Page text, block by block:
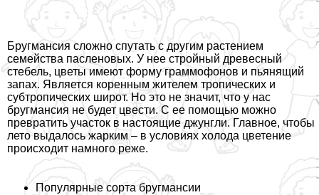
Бругмансия сложно спутать с другим растением
семейства пасленовых. У нее стройный древесный
стебель, цветы имеют форму граммофонов и пьянящий
запах. Является коренным жителем тропических и
субтропических широт. Но это не значит, что у нас
бругмансия не будет цвести. С ее помощью можно
превратить участок в настоящие джунгли. Главное, чтобы
лето выдалось жарким – в условиях холода цветение
происходит намного реже.
Популярные сорта бругмансии